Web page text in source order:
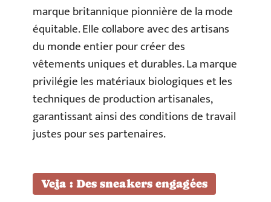
marque britannique pionnière de la mode
équitable. Elle collabore avec des artisans
du monde entier pour créer des
vêtements uniques et durables. La marque
privilégie les matériaux biologiques et les
techniques de production artisanales,
garantissant ainsi des conditions de travail
justes pour ses partenaires.
Veja : Des sneakers engagées